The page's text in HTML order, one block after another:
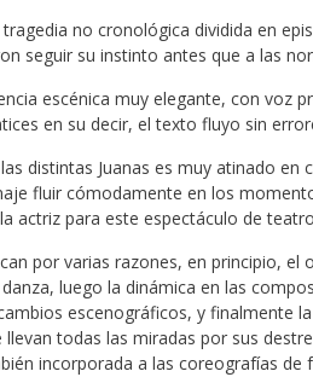
no cronológica dividida en
seguir su instinto antes que a las
escénica muy elegante, con voz
en su decir, el texto fluyo sin
distintas Juanas es muy atinado
fluir cómodamente en los
actriz para este espectáculo de
por varias razones, en principio, el
luego la dinámica en las
escenográficos, y finalmente
todas las miradas por sus
incorporada a las coreografías de